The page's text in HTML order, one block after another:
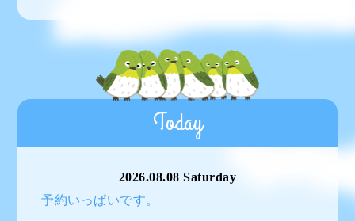
Today
2026.08.08 Saturday
予約いっぱいです。